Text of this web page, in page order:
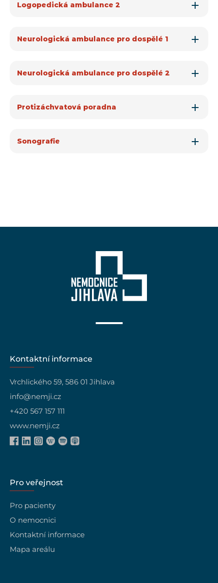
Logopedická ambulance 2
Neurologická ambulance pro dospělé 1
Neurologická ambulance pro dospělé 2
Protizáchvatová poradna
Sonografie
Kontaktní informace
Vrchlického 59, 586 01 Jihlava
info@nemji.cz
+420 567 157 111
www.nemji.cz
Pro veřejnost
Pro pacienty
O nemocnici
Kontaktní informace
Mapa areálu